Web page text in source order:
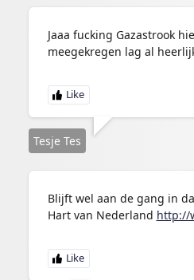
Jaaa fucking Gazastrook
meegekregen lag al
Tesje Tes
Blijft wel aan de gang in
Hart van Nederland http://